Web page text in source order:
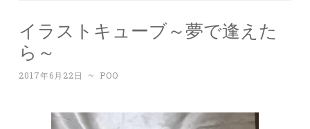
ッ
プ
イラストキューブ～夢で逢えた
ら～
2017年6月22日 ~ POO